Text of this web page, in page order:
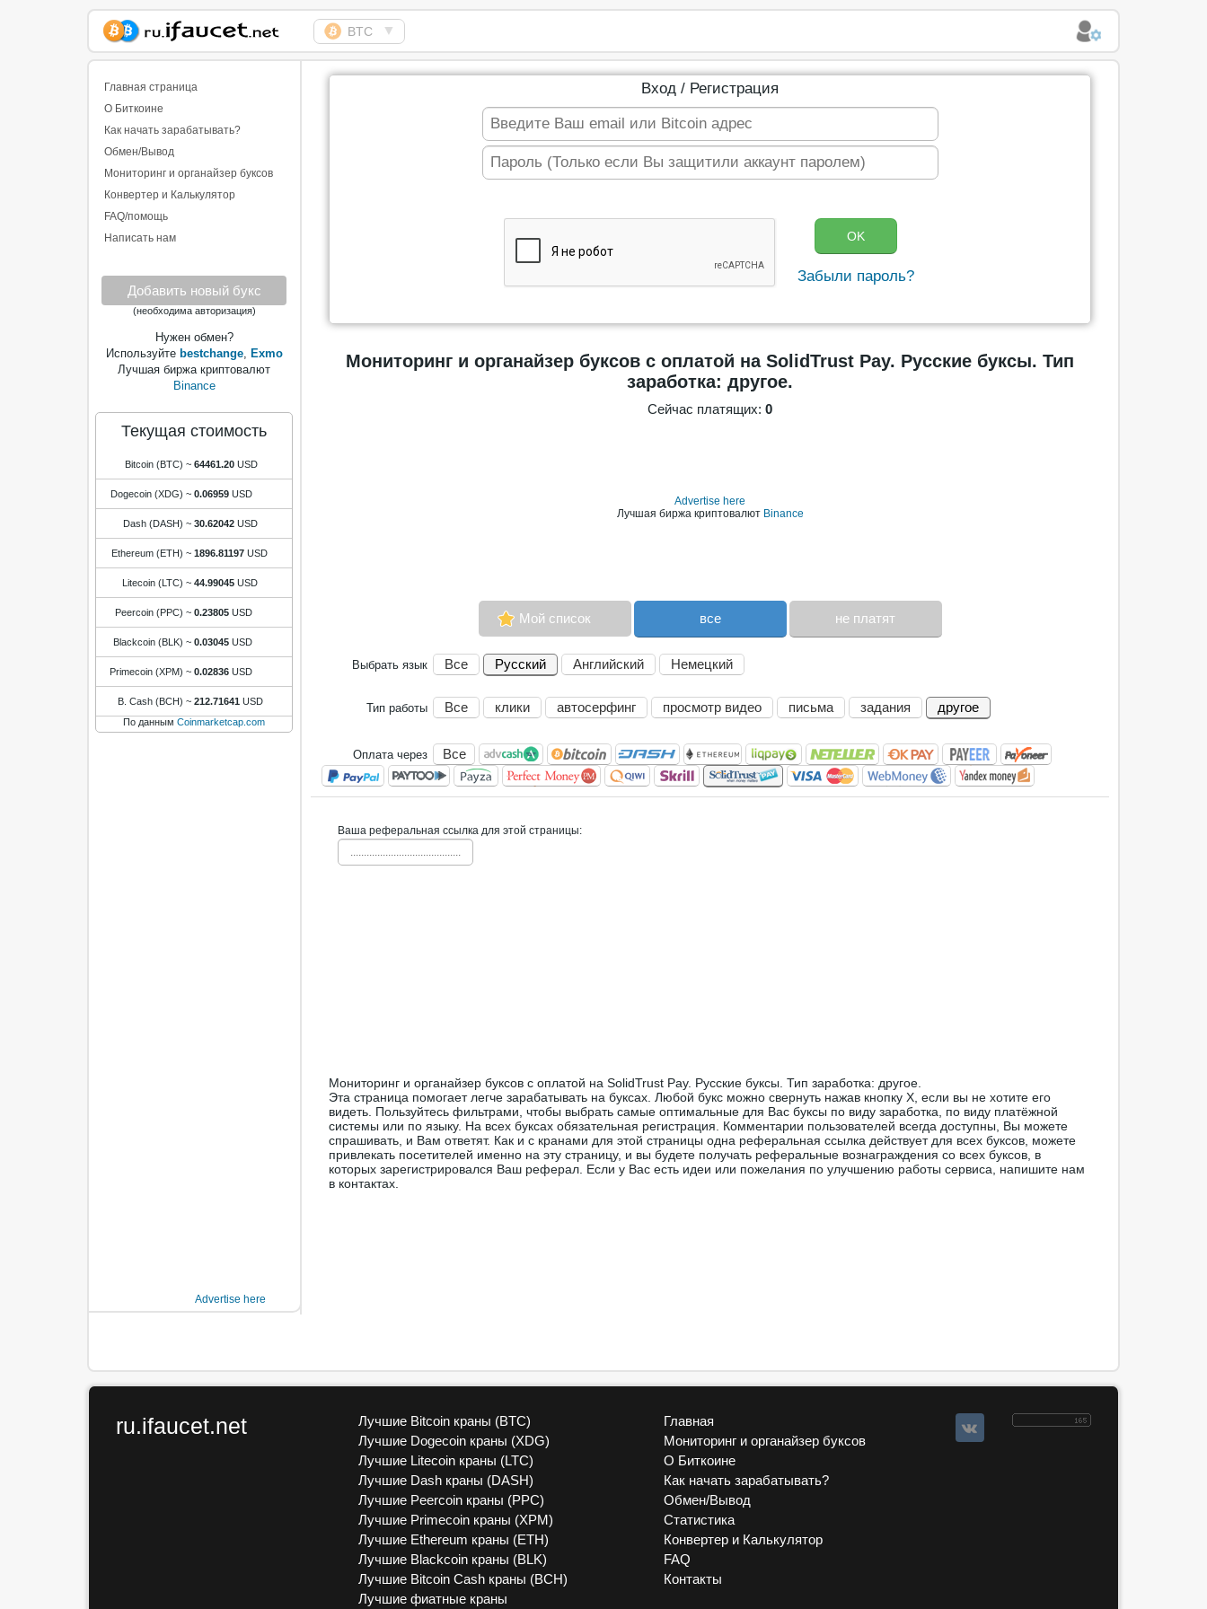
Сборщик Биткоина
самая большая
коллекция
BTC ▼
Главная страница
О Биткоине
Как начать зарабатывать?
Обмен/Вывод
Мониторинг и органайзер буксов
Конвертер и Калькулятор
FAQ/помощь
Написать нам
Добавить новый букс
(необходима авторизация)
Нужен обмен?
Используйте bestchange, Exmo
Лучшая биржа криптовалют
Binance
Текущая стоимость
Bitcoin (BTC) ~ 64461.20 USD
Dogecoin (XDG) ~ 0.06959 USD
Dash (DASH) ~ 30.62042 USD
Ethereum (ETH) ~ 1896.81197 USD
Litecoin (LTC) ~ 44.99045 USD
Peercoin (PPC) ~ 0.23805 USD
Blackcoin (BLK) ~ 0.03045 USD
Primecoin (XPM) ~ 0.02836 USD
B. Cash (BCH) ~ 212.71641 USD
По данным Coinmarketcap.com
Advertise here
Вход / Регистрация
Забыли пароль?
Мониторинг и органайзер буксов с оплатой на SolidTrust Pay. Русские буксы. Тип
заработка: другое.
Сейчас платящих: 0
Advertise here
Лучшая биржа криптовалют Binance
Мой список все не платят
Выбрать язык Все Русский Английский Немецкий
Тип работы Все клики автосерфинг просмотр видео письма задания другое
Оплата через Все
Ваша реферальная ссылка для этой страницы:
.........................................
Мониторинг и органайзер буксов с оплатой на SolidTrust Pay. Русские буксы. Тип заработка: другое.
Эта страница помогает легче зарабатывать на буксах. Любой букс можно свернуть нажав кнопку Х, если вы не хотите его
видеть. Пользуйтесь фильтрами, чтобы выбрать самые оптимальные для Вас буксы по виду заработка, по виду платёжной
системы или по языку. На всех буксах обязательная регистрация. Комментарии пользователей всегда доступны, Вы можете
спрашивать, и Вам ответят. Как и с кранами для этой страницы одна реферальная ссылка действует для всех буксов, можете
привлекать посетителей именно на эту страницу, и вы будете получать реферальные вознаграждения со всех буксов, в
которых зарегистрировался Ваш реферал. Если у Вас есть идеи или пожелания по улучшению работы сервиса, напишите нам
в контактах.
ru.ifaucet.net
Лучшие Bitcoin краны (BTC)
Лучшие Dogecoin краны (XDG)
Лучшие Litecoin краны (LTC)
Лучшие Dash краны (DASH)
Лучшие Peercoin краны (PPC)
Лучшие Primecoin краны (XPM)
Лучшие Ethereum краны (ETH)
Лучшие Blackcoin краны (BLK)
Лучшие Bitcoin Cash краны (BCH)
Лучшие фиатные краны
Главная
Мониторинг и органайзер буксов
О Биткоине
Как начать зарабатывать?
Обмен/Вывод
Статистика
Конвертер и Калькулятор
FAQ
Контакты